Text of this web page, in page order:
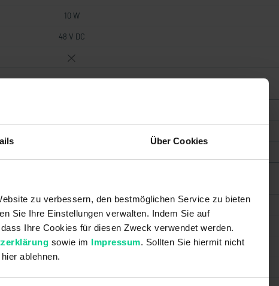
Über Cookies
zu verbessern, den bestmöglichen Service zu bieten
Sie Ihre Einstellungen verwalten. Indem Sie auf
Ihre Cookies für diesen Zweck verwendet werden.
sowie im Impressum. Sollten Sie hiermit nicht
ablehnen.
10 W
48 V DC
PVDF
PVDF
PVC